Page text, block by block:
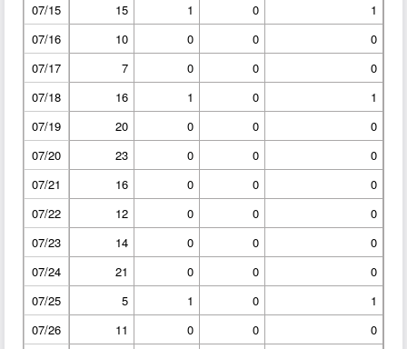
07/15
15 1 0
1
07/16
10 0 0
0
07/17
7 0 0
0
07/18
16 1 0
1
07/19
20 0 0
0
07/20
23 0 0
0
07/21
16 0 0
0
07/22
12 0 0
0
07/23
14 0 0
0
07/24
21 0 0
0
07/25
5 1 0
1
07/26
11 0 0
0